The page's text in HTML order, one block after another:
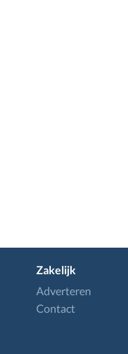
Zakelijk
Adverteren
Contact